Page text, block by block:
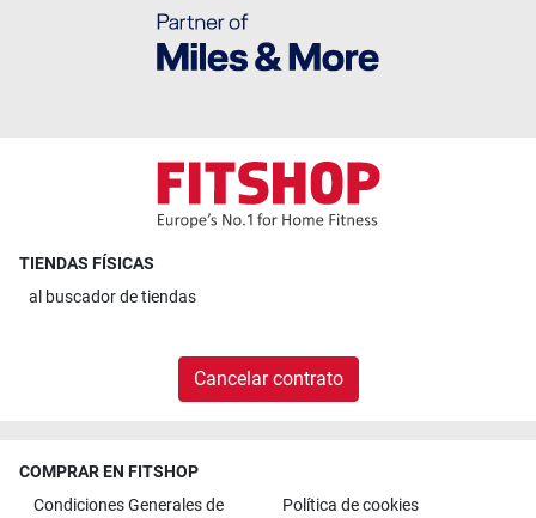
TIENDAS FÍSICAS
al buscador de tiendas
Cancelar contrato
COMPRAR EN FITSHOP
Condiciones Generales de
Política de cookies